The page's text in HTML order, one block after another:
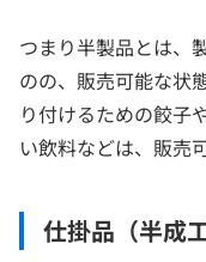
つまり半製品とは、
のの、販売可能な状
り付けるための餃子
い飲料などは、販売
仕掛品（半成